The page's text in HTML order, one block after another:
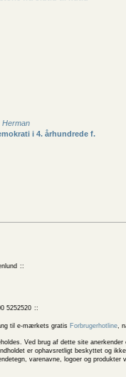
Herman
i 4. århundrede f.
5252520
til e-mærkets gratis Forbrugerhotline,
Ved brug af dette site
er ophavsretligt beskyttet og
varenavne, logoer og